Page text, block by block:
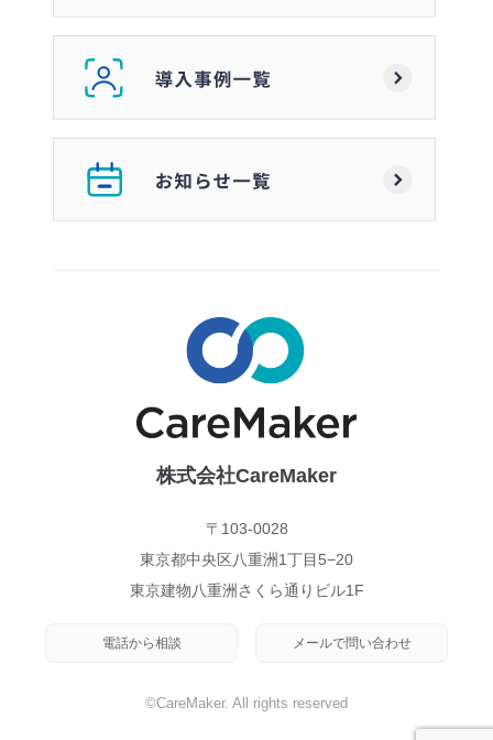
株式会社CareMaker
〒103-0028
東京都中央区八重洲1丁目5−20
東京建物八重洲さくら通りビル1F
電話から相談 メールで問い合わせ
©CareMaker. All rights reserved